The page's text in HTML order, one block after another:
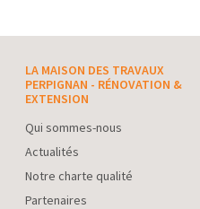
LA MAISON DES TRAVAUX
PERPIGNAN - RÉNOVATION &
EXTENSION
Qui sommes-nous
Actualités
Notre charte qualité
Partenaires